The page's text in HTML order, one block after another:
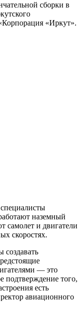
сборки в
«Иркут».
наземный
самолет и двигатели
скоростях.
создавать
— это
подтверждение того,
есть
авиационного